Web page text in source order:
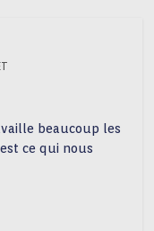
beaucoup les
ce qui nous